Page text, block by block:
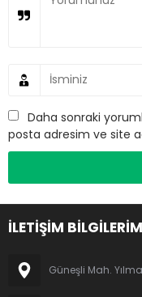
Daha sonraki
posta adresim ve site
İLETİŞİM
Güneşli Mah.